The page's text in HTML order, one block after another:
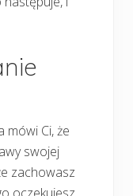
mówi Ci, że
swojej
zachowasz
oczekujesz.